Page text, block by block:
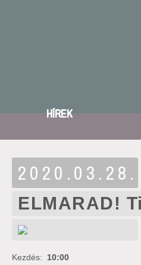
HÍREK
2020.03.28.
ELMARAD!
Kezdés: 10:00